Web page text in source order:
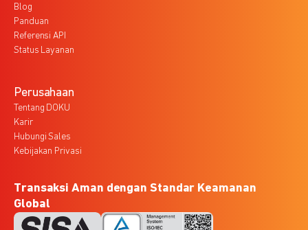
Blog
Panduan
Referensi API
Status Layanan
Perusahaan
Tentang DOKU
Karir
Hubungi Sales
Kebijakan Privasi
Transaksi Aman dengan Standar Keamanan
Global